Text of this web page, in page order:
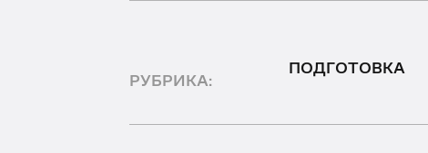
РУБРИКА:
ПОДГОТОВКА